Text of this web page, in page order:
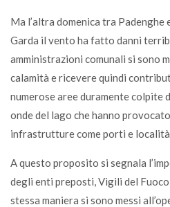
Ma l’altra domenica tra Padenghe
Garda il vento ha fatto danni
amministrazioni comunali si sono
calamità e ricevere quindi
numerose aree duramente colpite
onde del lago che hanno
infrastrutture come porti e località
A questo proposito si segnala
degli enti preposti, Vigili del
stessa maniera si sono messi